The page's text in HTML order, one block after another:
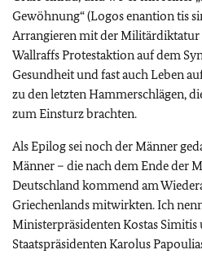
Gewöhnung“ (Logos enantion tis
Arrangieren mit der
Wallraffs Protestaktion auf dem
Gesundheit und fast auch Leben
zu den letzten Hammerschlägen,
zum Einsturz brachten.
Als Epilog sei noch der Männer
Männer – die nach dem Ende der
Deutschland kommend am
Griechenlands mitwirkten. Ich
Ministerpräsidenten Kostas Simitis
Staatspräsidenten Karolus